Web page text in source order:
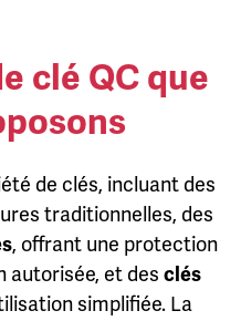
clé QC que
de clés, incluant des
traditionnelles, des
, offrant une protection
autorisée, et des clés
simplifiée. La